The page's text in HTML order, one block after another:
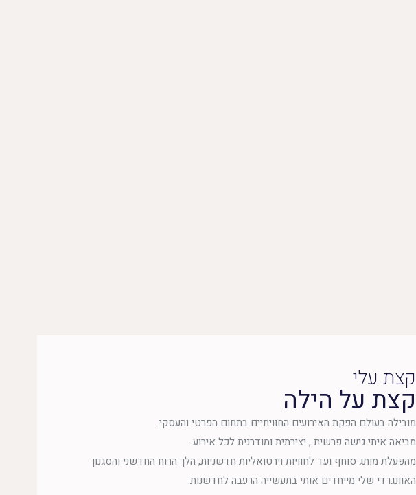
קצת עלי
קצת על הילה
מובילה בעולם הפקת האירועים החוויתיים בתחום הפרטי והעסקי .
מביאה איתי גישה פרשית , יצירתית ומודרנית לכל אירוע .
מהפעלת מותג סוחף ועד לחוויות וירטואליות חדשניות, הלך הרוח החדשני והסגנון
האוונגרדי שלי מייחדים אותי בתעשייה הרעבה לחדשנות.